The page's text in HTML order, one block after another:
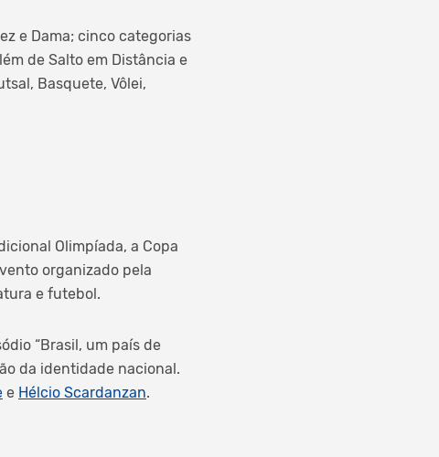
e Dama; cinco categorias
de Salto em Distância e
Basquete, Vôlei,
Olimpíada, a Copa
organizado pela
e futebol.
“Brasil, um país de
da identidade nacional.
e Hélcio Scardanzan.